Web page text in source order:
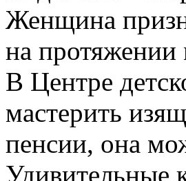
Женщина
на протяжении
В Центре
мастерить
пенсии, она
Удивительные